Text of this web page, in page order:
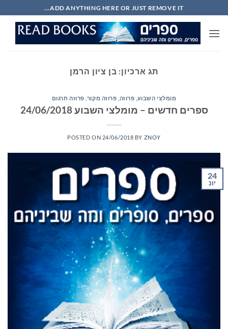
to
content
ADD ANYTHING HERE OR JUST REMOVE IT...
תג ארכיון: בן ציון הרמן
מומלצי השבוע פרוזה פרוזה מקור פרוזה תרגום
ספרים חדשים – מומלצי השבוע 24/06/2018
POSTED ON 24/06/2018 BY ZNOY
24
יונ